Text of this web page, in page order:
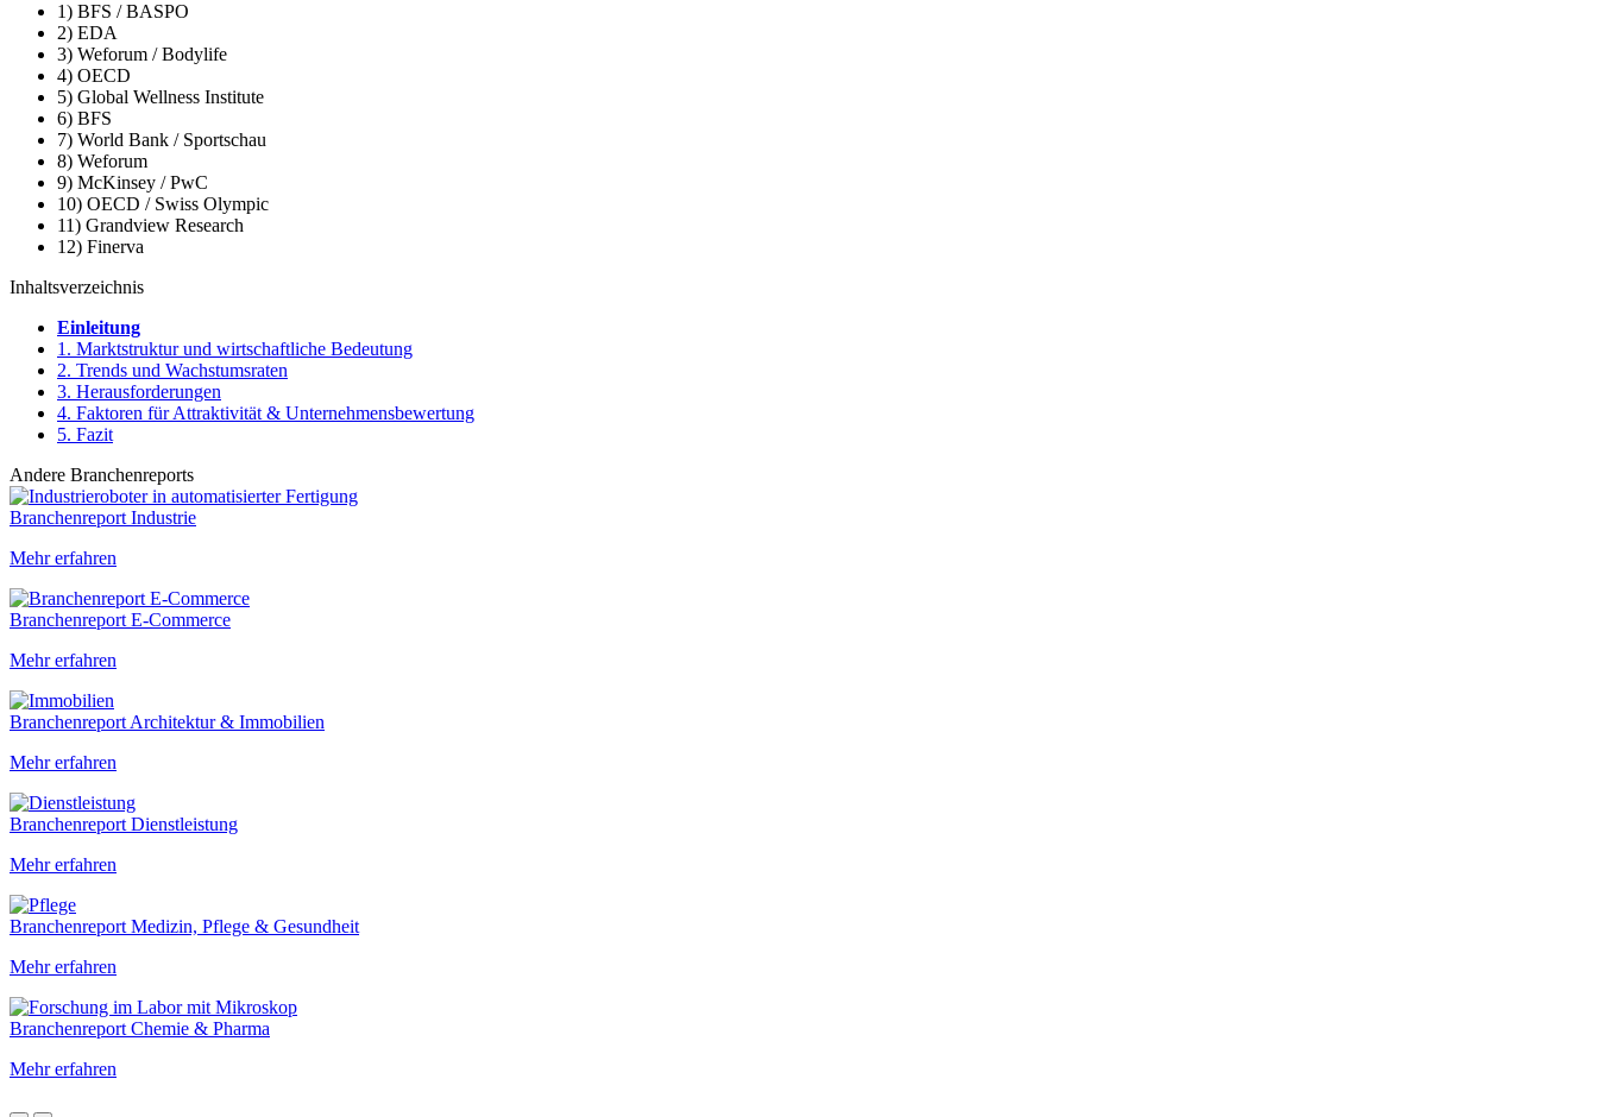
1) BFS / BASPO
2) EDA
3) Weforum / Bodylife
4) OECD
5) Global Wellness Institute
6) BFS
7) World Bank / Sportschau
8) Weforum
9) McKinsey / PwC
10) OECD / Swiss Olympic
11) Grandview Research
12) Finerva
Inhaltsverzeichnis
Einleitung
1. Marktstruktur und wirtschaftliche Bedeutung
2. Trends und Wachstumsraten
3. Herausforderungen
4. Faktoren für Attraktivität & Unternehmensbewertung
5. Fazit
Andere Branchenreports
Branchenreport Industrie
Mehr erfahren
Branchenreport E-Commerce
Mehr erfahren
Branchenreport Architektur & Immobilien
Mehr erfahren
Branchenreport Dienstleistung
Mehr erfahren
Branchenreport Medizin, Pflege & Gesundheit
Mehr erfahren
Branchenreport Chemie & Pharma
Mehr erfahren